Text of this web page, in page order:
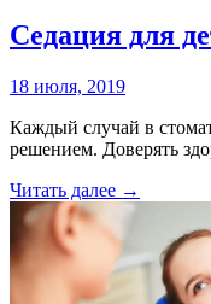
Седация для
18 июля, 2019
Каждый случай в
решением. Доверять
Читать далее →